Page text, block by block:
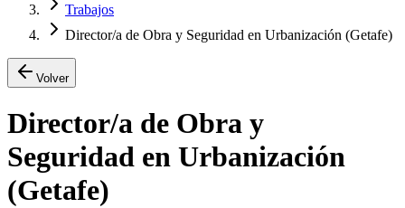
Trabajos
Director/a de Obra y Seguridad en Urbanización (Getafe)
Volver
Director/a de Obra y
Seguridad en Urbanización
(Getafe)